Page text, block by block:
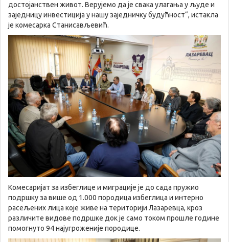
достојанствен живот. Верујемо да је свака улагања у људе и
заједницу инвестиција у нашу заједничку будућност“, истакла
је комесарка Станисављевић.
Комесаријат за избеглице и миграције је до сада пружио
подршку за више од 1.000 породица избеглица и интерно
расељених лица које живе на територији Лазаревца, кроз
различите видове подршке док је само током прошле године
помогнуто 94 најугроженије породице.